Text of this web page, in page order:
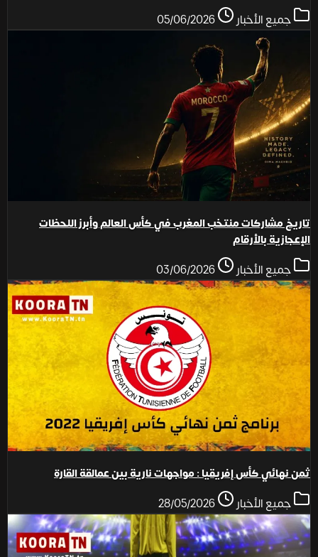
جميع الأخبار
تاريخ مشاركات منتخب المغرب في كأس العالم وأبرز اللحظات
الإعجازية بالأرقام
جميع الأخبار
ثمن نهائي كأس إفريقيا : مواجهات نارية بين عمالقة القارة
جميع الأخبار